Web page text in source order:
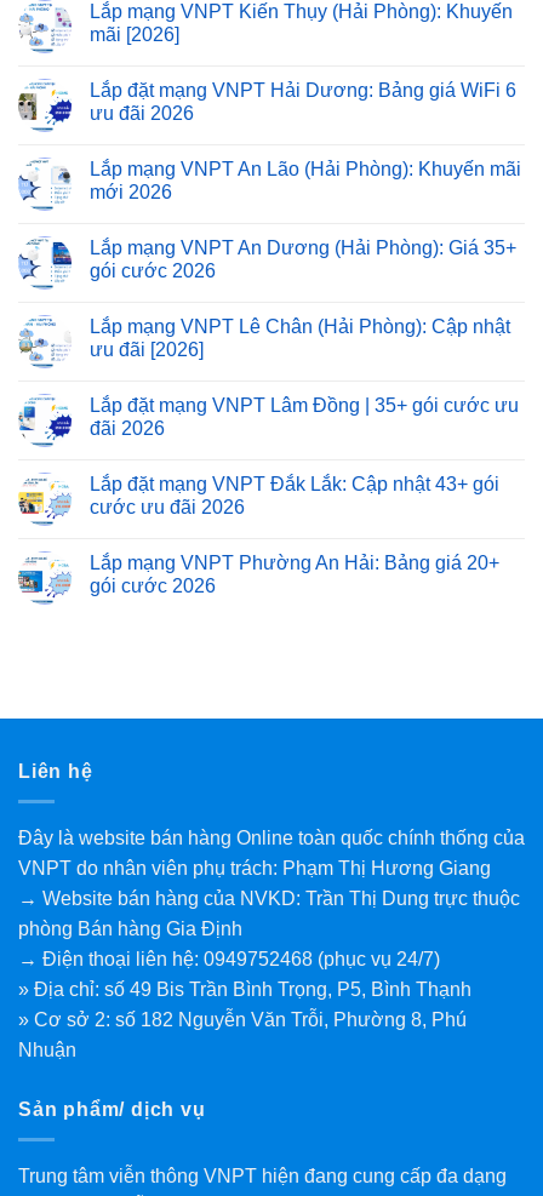
Lắp mạng VNPT Kiến Thụy (Hải Phòng): Khuyến
mãi [2026]
Lắp đặt mạng VNPT Hải Dương: Bảng giá WiFi 6
ưu đãi 2026
Lắp mạng VNPT An Lão (Hải Phòng): Khuyến mãi
mới 2026
Lắp mạng VNPT An Dương (Hải Phòng): Giá 35+
gói cước 2026
Lắp mạng VNPT Lê Chân (Hải Phòng): Cập nhật
ưu đãi [2026]
Lắp đặt mạng VNPT Lâm Đồng | 35+ gói cước ưu
đãi 2026
Lắp đặt mạng VNPT Đắk Lắk: Cập nhật 43+ gói
cước ưu đãi 2026
Lắp mạng VNPT Phường An Hải: Bảng giá 20+
gói cước 2026
Liên hệ
Đây là website bán hàng Online toàn quốc chính thống của
VNPT do nhân viên phụ trách: Phạm Thị Hương Giang
→ Website bán hàng của NVKD: Trần Thị Dung trực thuộc
phòng Bán hàng Gia Định
→ Điện thoại liên hệ: 0949752468 (phục vụ 24/7)
» Địa chỉ: số 49 Bis Trần Bình Trọng, P5, Bình Thạnh
» Cơ sở 2: số 182 Nguyễn Văn Trỗi, Phường 8, Phú
Nhuận
Sản phẩm/ dịch vụ
Trung tâm viễn thông VNPT hiện đang cung cấp đa dạng